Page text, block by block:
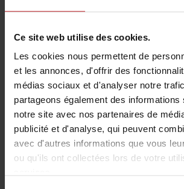
Ce site web utilise des cookies.
Les cookies nous permettent de
et les annonces, d'offrir des
médias sociaux et d'analyser notre
partageons également des
notre site avec nos partenaires de
publicité et d'analyse, qui peuvent
avec d'autres informations que vous
ou qu'ils ont collectées lors de votre
Travail du sol efficace
Agriculteur :Claus Thomsen
Pays :Jutland, Dannemark
Type d'exploitation :ETA
Témoignage